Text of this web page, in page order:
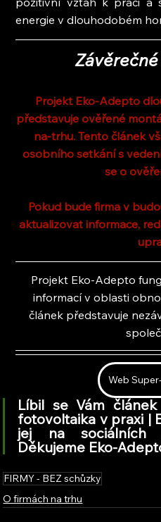
energie v dlouhodobém
Projekt Eko-Adepto
představuje ověřené
na-trhu. Tento článek
osobního setkání s
se o
Pokud bude firma v
aktualizovat informace,
Projekt Eko-Adepto
informací v oblasti
článek představuje
Web
Líbil se Vám článek
fotovoltaika v praxi |
jej na sociálních
Děkujeme Eko-
FIRMY - BEZ schůzky
O firmách na trhu